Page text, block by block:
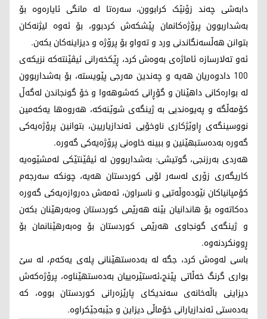
دابەشی چەند زۆنێک کرابوون، سەرەتا لە مانگی ئایارەوە بۆ
بەشداربوون پرۆژەکانمان پێشکەش کردبوو، بۆ ئەوە لیژنەکان
بتوانن هەڵسەنگاندنی ورد و تەواو بۆ پرۆژە و دیزاینەکان بکەن.
ئەو تەلارسازە ئاماژەی بەوەش کرد، ڕێکخەرانی ئیڤێنتەکە نزیکەی
100 دادوەریان هەیە و چەندین مەرجی پێویستە، بۆ بەشداربوون
لە بوارەکانی داهێنان و گۆڕانی کەشوهەوا و خۆ گونجاندن لەگەڵ
کۆمەڵگە و پەیوەندیی بە ژینگەی شوێنەکە، هەروەها یەکەمین
نووسینگەی ڕاوێژکاری ناوخۆیی ئەندازیاریین، بتوانین پرۆژەیەکی
گەورە بەدەستبهێنین و ببینە خاوەنی پرۆژەیەکی گەورە.
هەردی بەرزنجی، گوتیشی: بەشداربوون لە ئیڤێنتێکی لەمشێوەیە
کاریگەری زۆری لەسەر لۆبی کوردستان هەیە، چونکە سەرجەم
کۆمپانیاکان نێودەوڵەتیی و ناسراون، ئەمەش دەروازەیەکی گەورە
دەکاتەوە بۆ هاندانیان بێنە هەرێمی کوردستان وەبەرهێنان بکەن
و ژینگەی گونجاوی هەرێمی کوردستان بۆ وەبەرهێنانمان بۆ
ڕوونکردنەوە.
باسی لەوەش کرد، جگە لە بەدەستهێنانی پلەی یەکەم، لە سێ
بواری گرنگ خەڵاتی پێنج،ئەستێرەییان بەدەستهێناوە، پرۆژەکەش
دیزاینی باڵەخانەی سەندیکای پارێزەرانی کوردستان بووە، کە
بەدەستی ئەندازیارانی خۆماڵی دیزاین و جێبەجێکراوە.